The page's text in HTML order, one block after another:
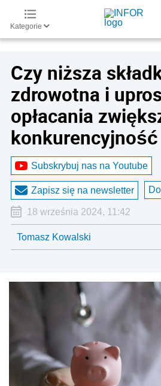
Kategorie
Czy niższa
zdrowotna i
opłacania
Subskrybuj nas na Youtube
Zapisz się na newsletter
18 września 2024, 11:42
Tomasz Kowalski